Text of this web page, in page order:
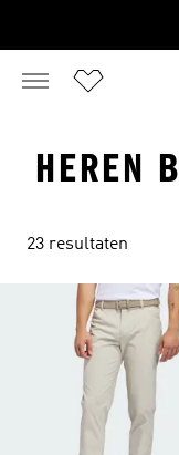
HEREN
23 resultaten